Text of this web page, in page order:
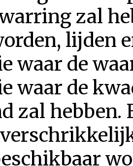
zal
lijden
waar de
waar de
zal